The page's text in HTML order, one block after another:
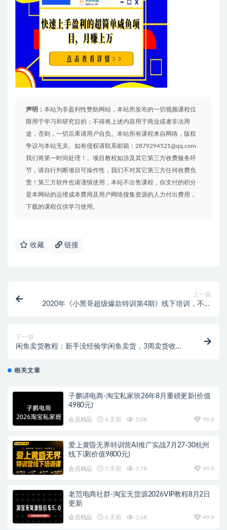
声明： 本站为非盈利性赞助网站，本站所发布的一切视频课程仅
限用于学习和研究目的；不得将上述内容用于商业或者非法用
途，否则，一切后果请用户自负。本站所有课程来自网络，版权
争议与本站无关。如有侵权请联系邮箱：2879294521@qq.com
我们将第一时间处理！。项目教程如涉及其它第三方收费服务环
节，请自行判断项目可操作性，我们不对其它第三方任何收费负
责！第三方软件也请谨慎使用，本站不出售课程，你支付的积分
是本网站的运维成本费用及用户网络搜集资源的人力付出费用，
下载的课程仅供学习使用。
收藏 链接
上一篇
2020年《小黑哥超级爆款特训第4期》线下培训，不刷
下一篇
闲鱼卖货教程：新手没经验学闲鱼卖货，3周卖货收入2
相关文章
子鹏讲电商-淘宝私家班26年8月重磅更新(价值
4980元)
会员精品 4 天前 5.0K 99.9
爱上黄昏无界特训营AI推广实战7月27-30杭州
线下课(价值9800元)
会员精品 5 天前 3.7K 99.9
老范电商社群-淘宝无货源2026VIP教程8月2日
更新
会员精品 6 天前 3.6K 49.9